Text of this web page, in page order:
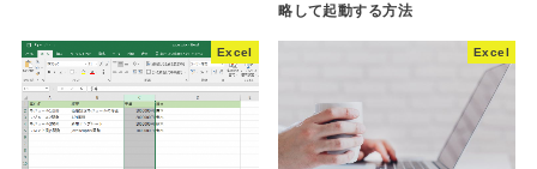
略して起動する方法
Excel Excel